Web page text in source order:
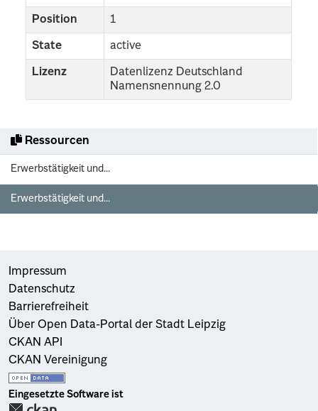
Ressourcen
Erwerbstätigkeit und...
Erwerbstätigkeit und...
Position 1
State active
Lizenz
Datenlizenz Deutschland
Namensnennung 2.0
Impressum
Datenschutz
Barrierefreiheit
Über Open Data-Portal der Stadt Leipzig
CKAN API
CKAN Vereinigung
Eingesetzte Software ist